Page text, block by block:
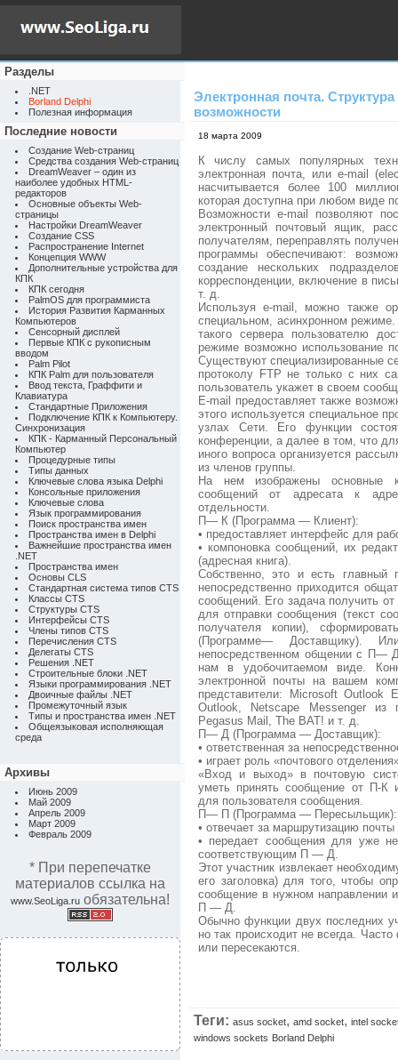
Разделы
.NET
Borland Delphi
Полезная информация
Последние новости
Создание Web-страниц
Средства создания Web-страниц
DreamWeaver – один из
наиболее удобных HTML-
редакторов
Основные объекты Web-
страницы
Настройки DreamWeaver
Создание CSS
Распространение Internet
Концепция WWW
Дополнительные устройства для
КПК
КПК сегодня
PalmOS для программиста
История Развития Карманных
Компьютеров
Сенсорный дисплей
Первые КПК с рукописным
вводом
Palm Pilot
КПК Palm для пользователя
Ввод текста, Граффити и
Клавиатура
Стандартные Приложения
Подключение КПК к Компьютеру.
Синхронизация
КПК - Карманный Персональный
Компьютер
Процедурные типы
Типы данных
Ключевые слова языка Delphi
Консольные приложения
Ключевые слова
Язык программирования
Поиск пространства имен
Пространства имен в Delphi
Важнейшие пространства имен
.NET
Пространства имен
Основы CLS
Стандартная система типов CTS
Классы CTS
Структуры CTS
Интерфейсы CTS
Члены типов CTS
Перечисления CTS
Делегаты CTS
Решения .NET
Строительные блоки .NET
Языки программирования .NET
Двоичные файлы .NET
Промежуточный язык
Типы и пространства имен .NET
Общеязыковая исполняющая
среда
Архивы
Июнь 2009
Май 2009
Апрель 2009
Март 2009
Февраль 2009
* При перепечатке
материалов ссылка на
www.SeoLiga.ru обязательна!
Электронная почта.
возможности
18 марта 2009
К числу самых популярных
электронная почта, или e-mail
насчитывается более 100
которая доступна при любом виде
Возможности e-mail позволяют
электронный почтовый ящик,
получателям, переправлять
программы обеспечивают:
создание нескольких
корреспонденции, включение в
т. д.
Используя e-mail, можно также
специальном, асинхронном
такого сервера пользователю
режиме возможно использование
Существуют специализированные
протоколу FTP не только с них
пользователь укажет в своем
E-mail предоставляет также
этого используется специальное
узлах Сети. Его функции
конференции, а далее в том, что
иного вопроса организуется
из членов группы.
На нем изображены основные
сообщений от адресата к
отдельности.
П— К (Программа — Клиент):
• предоставляет интерфейс для
• компоновка сообщений, их
(адресная книга).
Собственно, это и есть главный
непосредственно приходится
сообщений. Его задача получить
для отправки сообщения (текст
получателя копии),
(Программе— Доставщику).
непосредственном общении с П—
нам в удобочитаемом виде.
электронной почты на вашем
представители: Microsoft Outlook
Outlook, Netscape Messenger из
Pegasus Mail, The BAT! и т. д.
П— Д (Программа — Доставщик):
• ответственная за
• играет роль «почтового
«Вход и выход» в почтовую
уметь принять сообщение от П-К
для пользователя сообщения.
П— П (Программа — Пересыльщик):
• отвечает за маршрутизацию почты
• передает сообщения для уже
соответствующим П — Д.
Этот участник извлекает
его заголовка) для того, чтобы
сообщение в нужном направлении
П — Д.
Обычно функции двух последних
но так происходит не всегда.
или пересекаются.
Теги: asus socket, amd socket, intel
windows sockets Borland Delphi